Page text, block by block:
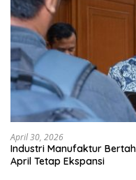
April 30, 2026
Industri Manufaktur
April Tetap Ekspansi